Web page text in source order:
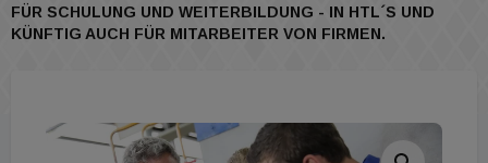
FÜR SCHULUNG UND WEITERBILDUNG - IN HTL´S UND
KÜNFTIG AUCH FÜR MITARBEITER VON FIRMEN.